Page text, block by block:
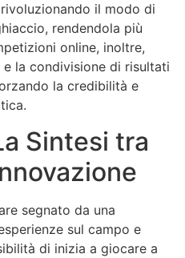
il modo di
rendendola più
online, inoltre,
la condivisione di risultati
la credibilità e
Sintesi tra
segnato da una
sul campo e
di inizia a giocare a